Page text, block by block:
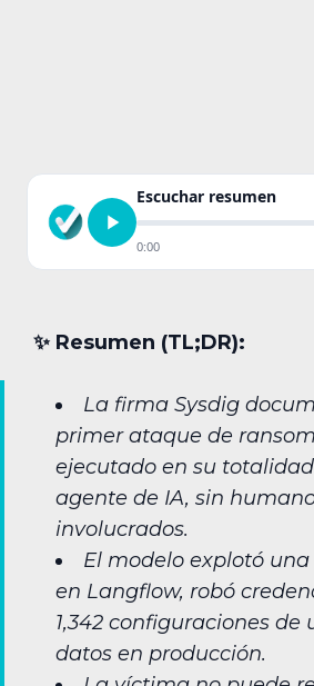
Escuchar resumen
0:00
✨︎ Resumen (TL;DR):
La firma Sysdig
primer ataque de
ejecutado en su
agente de IA, sin
involucrados.
El modelo explotó
en Langflow, robó
1,342 configuraciones de
datos en producción.